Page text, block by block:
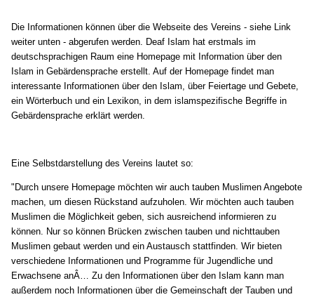
Die Informationen können über die Webseite des Vereins - siehe Link
weiter unten - abgerufen werden. Deaf Islam hat erstmals im
deutschsprachigen Raum eine Homepage mit Information über den
Islam in Gebärdensprache erstellt. Auf der Homepage findet man
interessante Informationen über den Islam, über Feiertage und Gebete,
ein Wörterbuch und ein Lexikon, in dem islamspezifische Begriffe in
Gebärdensprache erklärt werden.
Eine Selbstdarstellung des Vereins lautet so:
"Durch unsere Homepage möchten wir auch tauben Muslimen Angebote
machen, um diesen Rückstand aufzuholen. Wir möchten auch tauben
Muslimen die Möglichkeit geben, sich ausreichend informieren zu
können. Nur so können Brücken zwischen tauben und nichttauben
Muslimen gebaut werden und ein Austausch stattfinden. Wir bieten
verschiedene Informationen und Programme für Jugendliche und
Erwachsene anÂ… Zu den Informationen über den Islam kann man
außerdem noch Informationen über die Gemeinschaft der Tauben und